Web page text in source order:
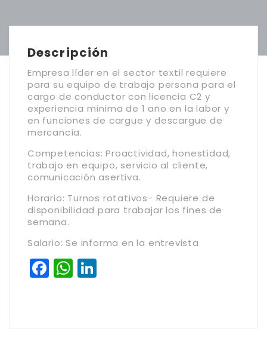
Descripción
Empresa líder en el sector textil requiere
para su equipo de trabajo persona para el
cargo de conductor con licencia C2 y
experiencia mínima de 1 año en la labor y
en funciones de cargue y descargue de
mercancía.
Competencias: Proactividad, honestidad,
trabajo en equipo, servicio al cliente,
comunicación asertiva.
Horario: Turnos rotativos- Requiere de
disponibilidad para trabajar los fines de
semana.
Salario: Se informa en la entrevista
Facebook
WhatsApp